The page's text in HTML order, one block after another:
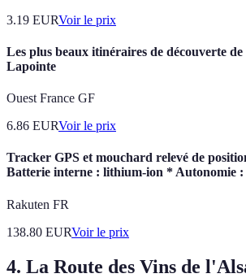
3.19 EURVoir le prix
Les plus beaux itinéraires de découverte
Lapointe
Ouest France GF
6.86 EURVoir le prix
Tracker GPS et mouchard relevé de
Batterie interne : lithium-ion * Autonomie
Rakuten FR
138.80 EURVoir le prix
4. La Route des Vins de